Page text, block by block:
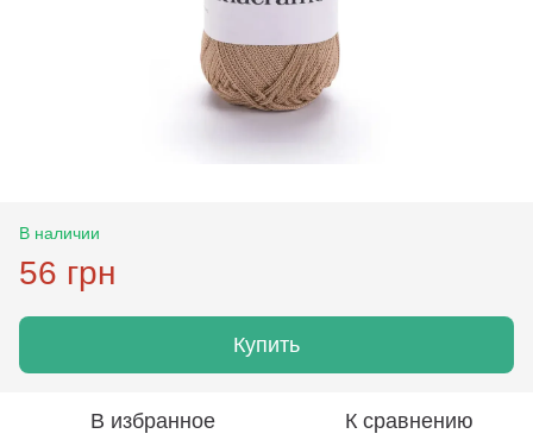
В наличии
56 грн
Купить
В избранное К сравнению